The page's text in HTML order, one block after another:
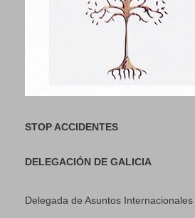
STOP ACCIDENTES
DELEGACIÓN DE GALICIA
Delegada de Asuntos Internacionales